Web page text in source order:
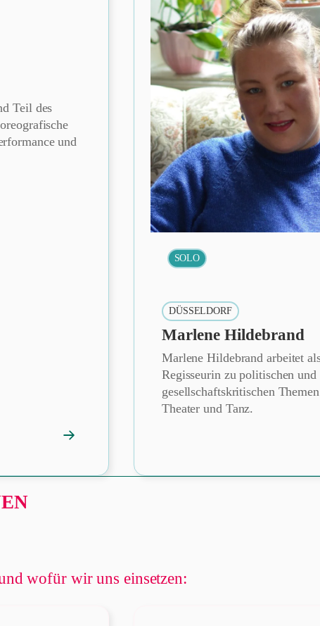
Teil des
und
→
SOLO
DÜSSELDORF
Marlene Hildebrand
Marlene Hildebrand arbeitet
Regisseurin zu politischen und
gesellschaftskritischen
Theater und Tanz.
wofür wir uns einsetzen: